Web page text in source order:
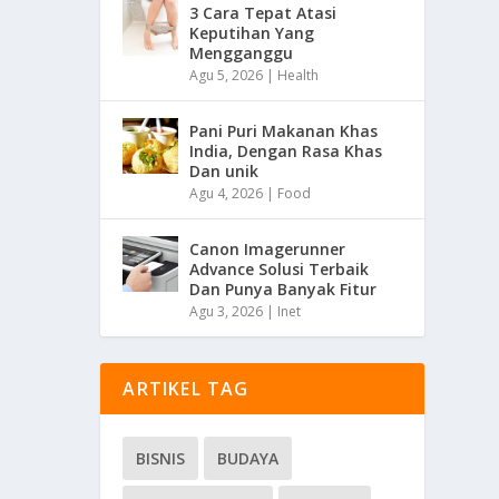
3 Cara Tepat Atasi
Keputihan Yang
Mengganggu
Agu 5, 2026 | Health
Pani Puri Makanan Khas
India, Dengan Rasa Khas
Dan unik
Agu 4, 2026 | Food
Canon Imagerunner
Advance Solusi Terbaik
Dan Punya Banyak Fitur
Agu 3, 2026 | Inet
ARTIKEL TAG
BISNIS BUDAYA